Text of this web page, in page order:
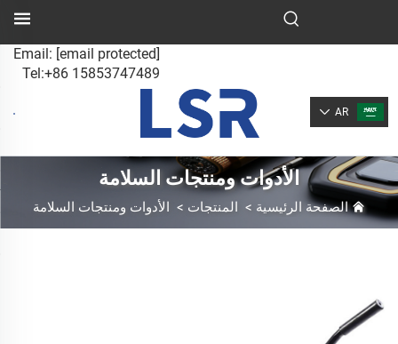
Email: [email protected]
Tel:+86 15853747489
AR
الأدوات ومنتجات السلامة
الصفحة الرئيسية > المنتجات > الأدوات ومنتجات السلامة